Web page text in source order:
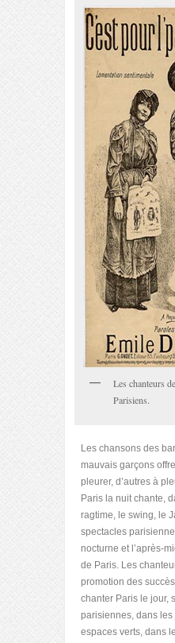
Les chanteurs
Parisiens.
Les chansons des
mauvais garçons
pleurer, d’autres à
Paris la nuit chante,
ragtime, le swing, le
spectacles
nocturne et l’après-
de Paris. Les
promotion des
chanter Paris le jour,
parisiennes, dans
espaces verts, dans